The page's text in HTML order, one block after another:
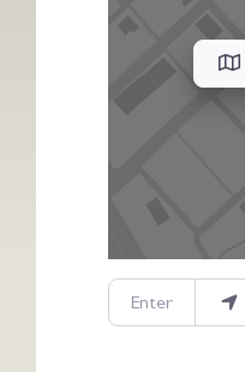
Enter your location